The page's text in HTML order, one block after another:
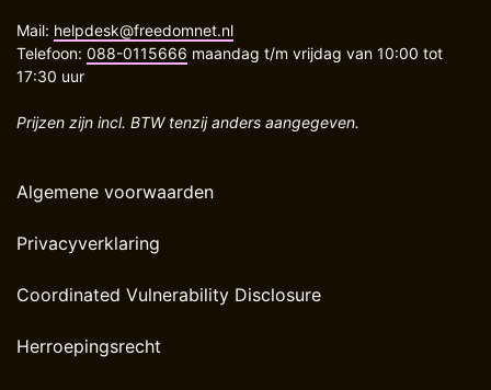
Mail: helpdesk@freedomnet.nl
Telefoon: 088-0115666 maandag t/m vrijdag van 10:00 tot
17:30 uur
Prijzen zijn incl. BTW tenzij anders aangegeven.
Algemene voorwaarden
Privacyverklaring
Coordinated Vulnerability Disclosure
Herroepingsrecht